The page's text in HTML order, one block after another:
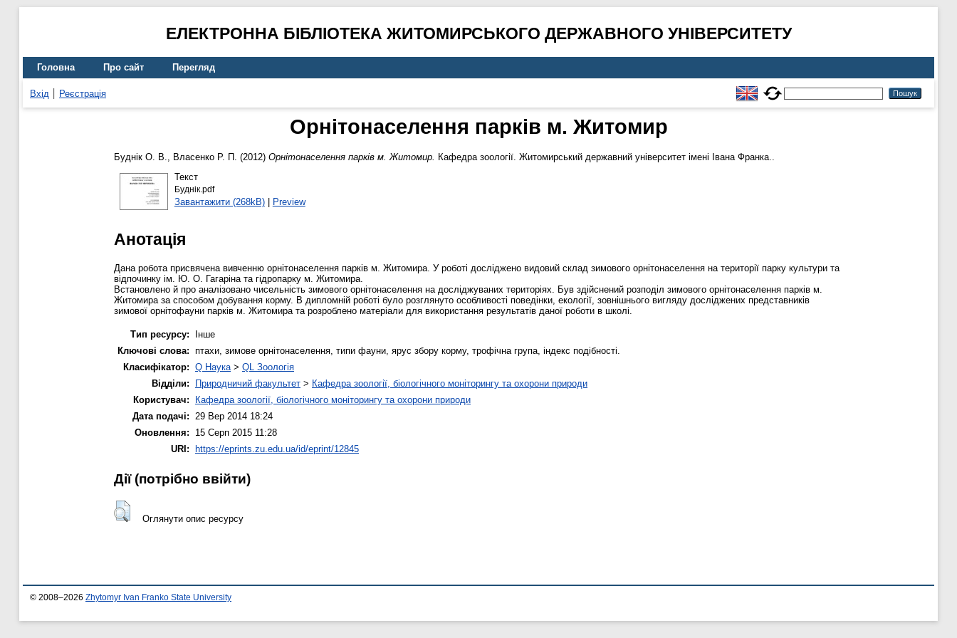
ЕЛЕКТРОННА БІБЛІОТЕКА ЖИТОМИРСЬКОГО ДЕРЖАВНОГО УНІВЕРСИТЕТУ
Головна Про сайт Перегляд
Вхід Реєстрація
Орнітонаселення парків м. Житомир
Буднік О. В., Власенко Р. П. (2012) Орнітонаселення парків м. Житомир. Кафедра зоології. Житомирський державний університет імені Івана Франка..
Текст
Буднік.pdf
Завантажити (268kB)| Preview
Анотація
Дана робота присвячена вивченню орнітонаселення парків м. Житомира. У роботі досліджено видовий склад зимового орнітонаселення на території парку культури та
відпочинку ім. Ю. О. Гагаріна та гідропарку м. Житомира.
Встановлено й про аналізовано чисельність зимового орнітонаселення на досліджуваних територіях. Був здійснений розподіл зимового орнітонаселення парків м.
Житомира за способом добування корму. В дипломній роботі було розглянуто особливості поведінки, екології, зовнішнього вигляду досліджених представників
зимової орнітофауни парків м. Житомира та розроблено матеріали для використання результатів даної роботи в школі.
Тип ресурсу:
Інше
Ключові слова: птахи, зимове орнітонаселення, типи фауни, ярус збору корму, трофічна група, індекс подібності.
Класифікатор: Q Наука > QL Зоологія
Відділи:
Природничий факультет > Кафедра зоології, біологічного моніторингу та охорони природи
Користувач:
Кафедра зоології, біологічного моніторингу та охорони природи
Дата подачі:
29 Вер 2014 18:24
Оновлення:
15 Серп 2015 11:28
URI: https://eprints.zu.edu.ua/id/eprint/12845
Дії ​​(потрібно ввійти)
Оглянути опис ресурсу
© 2008–2026 Zhytomyr Ivan Franko State University